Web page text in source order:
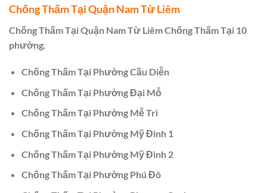
Chống Thấm Tại Quận Nam Từ Liêm
Chống Thấm Tại Quận Nam Từ Liêm Chống Thấm Tại 10
phường.
Chống Thấm Tại Phường Cầu Diễn
Chống Thấm Tại Phường Đại Mỗ
Chống Thấm Tại Phường Mễ Trì
Chống Thấm Tại Phường Mỹ Đình 1
Chống Thấm Tại Phường Mỹ Đình 2
Chống Thấm Tại Phường Phú Đô